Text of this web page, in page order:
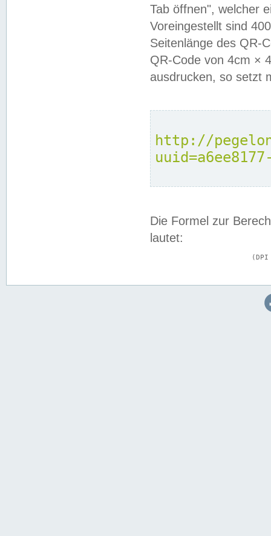
Tab öffnen", welcher
Voreingestellt sind
Seitenlänge des QR-
QR-Code von 4cm ×
ausdrucken, so setzt
http://
Die Formel zur
lautet: